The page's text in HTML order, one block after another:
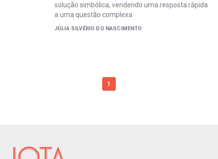
solução simbólica, vendendo uma resposta rápida
a uma questão complexa
JÚLIA SILVÉRIO DO NASCIMENTO
1